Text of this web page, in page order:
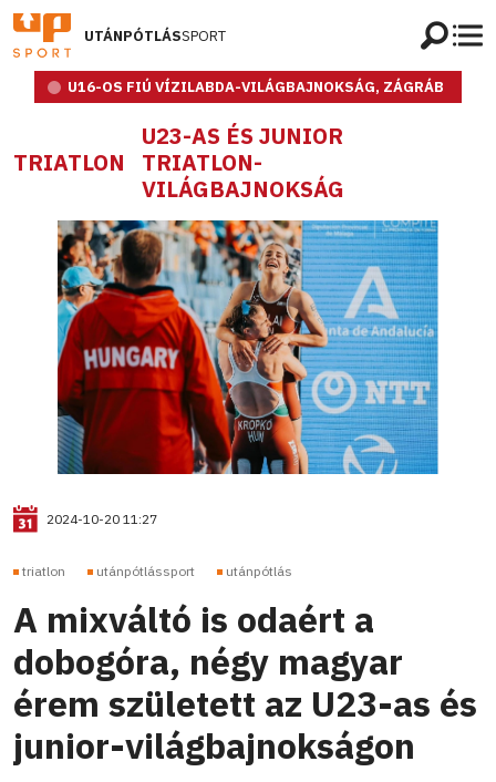
UTÁNPÓTLÁSSPORT
U16-OS FIÚ VÍZILABDA-VILÁGBAJNOKSÁG, ZÁGRÁB
TRIATLON
U23-AS ÉS JUNIOR
TRIATLON-
VILÁGBAJNOKSÁG
2024-10-20 11:27
triatlon utánpótlássport utánpótlás
A mixváltó is odaért a
dobogóra, négy magyar
érem született az U23-as és
junior-világbajnokságon